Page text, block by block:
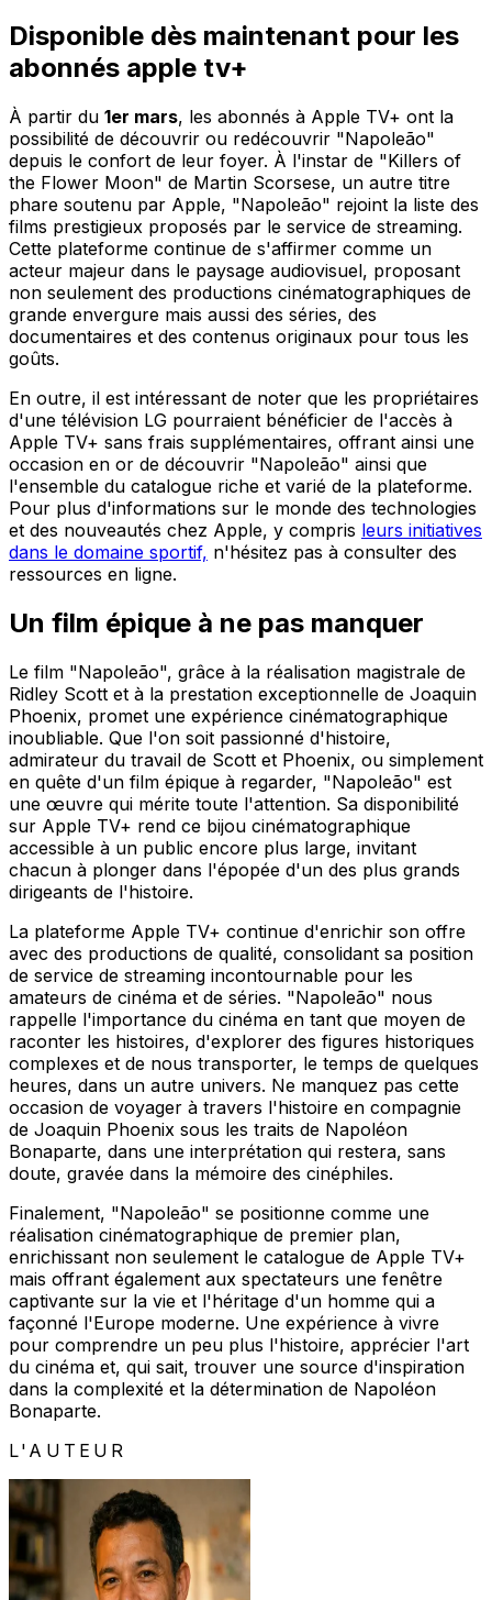
Disponible dès maintenant pour les
abonnés apple tv+
À partir du 1er mars, les abonnés à Apple TV+ ont la
possibilité de découvrir ou redécouvrir "Napoleão"
depuis le confort de leur foyer. À l'instar de "Killers of
the Flower Moon" de Martin Scorsese, un autre titre
phare soutenu par Apple, "Napoleão" rejoint la liste des
films prestigieux proposés par le service de streaming.
Cette plateforme continue de s'affirmer comme un
acteur majeur dans le paysage audiovisuel, proposant
non seulement des productions cinématographiques de
grande envergure mais aussi des séries, des
documentaires et des contenus originaux pour tous les
goûts.
En outre, il est intéressant de noter que les propriétaires
d'une télévision LG pourraient bénéficier de l'accès à
Apple TV+ sans frais supplémentaires, offrant ainsi une
occasion en or de découvrir "Napoleão" ainsi que
l'ensemble du catalogue riche et varié de la plateforme.
Pour plus d'informations sur le monde des technologies
et des nouveautés chez Apple, y compris leurs initiatives
dans le domaine sportif, n'hésitez pas à consulter des
ressources en ligne.
Un film épique à ne pas manquer
Le film "Napoleão", grâce à la réalisation magistrale de
Ridley Scott et à la prestation exceptionnelle de Joaquin
Phoenix, promet une expérience cinématographique
inoubliable. Que l'on soit passionné d'histoire,
admirateur du travail de Scott et Phoenix, ou simplement
en quête d'un film épique à regarder, "Napoleão" est
une œuvre qui mérite toute l'attention. Sa disponibilité
sur Apple TV+ rend ce bijou cinématographique
accessible à un public encore plus large, invitant
chacun à plonger dans l'épopée d'un des plus grands
dirigeants de l'histoire.
La plateforme Apple TV+ continue d'enrichir son offre
avec des productions de qualité, consolidant sa position
de service de streaming incontournable pour les
amateurs de cinéma et de séries. "Napoleão" nous
rappelle l'importance du cinéma en tant que moyen de
raconter les histoires, d'explorer des figures historiques
complexes et de nous transporter, le temps de quelques
heures, dans un autre univers. Ne manquez pas cette
occasion de voyager à travers l'histoire en compagnie
de Joaquin Phoenix sous les traits de Napoléon
Bonaparte, dans une interprétation qui restera, sans
doute, gravée dans la mémoire des cinéphiles.
Finalement, "Napoleão" se positionne comme une
réalisation cinématographique de premier plan,
enrichissant non seulement le catalogue de Apple TV+
mais offrant également aux spectateurs une fenêtre
captivante sur la vie et l'héritage d'un homme qui a
façonné l'Europe moderne. Une expérience à vivre
pour comprendre un peu plus l'histoire, apprécier l'art
du cinéma et, qui sait, trouver une source d'inspiration
dans la complexité et la détermination de Napoléon
Bonaparte.
L'AUTEUR